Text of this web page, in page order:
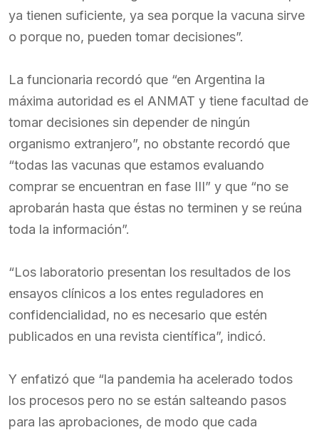
ya tienen suficiente, ya sea porque la vacuna sirve
o porque no, pueden tomar decisiones”.
La funcionaria recordó que “en Argentina la
máxima autoridad es el ANMAT y tiene facultad de
tomar decisiones sin depender de ningún
organismo extranjero”, no obstante recordó que
“todas las vacunas que estamos evaluando
comprar se encuentran en fase III” y que “no se
aprobarán hasta que éstas no terminen y se reúna
toda la información”.
“Los laboratorio presentan los resultados de los
ensayos clínicos a los entes reguladores en
confidencialidad, no es necesario que estén
publicados en una revista científica”, indicó.
Y enfatizó que “la pandemia ha acelerado todos
los procesos pero no se están salteando pasos
para las aprobaciones, de modo que cada